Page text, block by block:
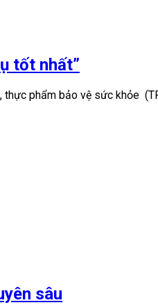
tốt nhất”
phẩm bảo vệ sức khỏe
sâu